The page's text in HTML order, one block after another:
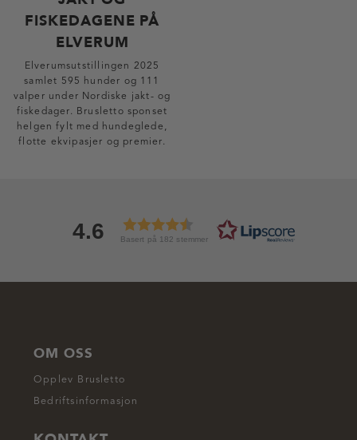
FISKEDAGENE PÅ
ELVERUM
Elverumsutstillingen 2025
samlet 595 hunder og 111
valper under Nordiske jakt- og
fiskedager. Brusletto sponset
helgen fylt med hundeglede,
flotte ekvipasjer og premier.
4.6 Basert på 182 stemmer
OM OSS
Opplev Brusletto
Bedriftsinformasjon